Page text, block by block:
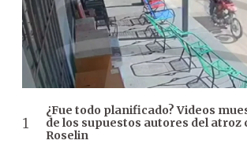
¿Fue todo planificado? Videos
de los supuestos autores del atroz
Roselin